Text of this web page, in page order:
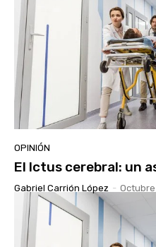
OPINIÓN
El Ictus cerebral: un
Gabriel Carrión López - Octubre